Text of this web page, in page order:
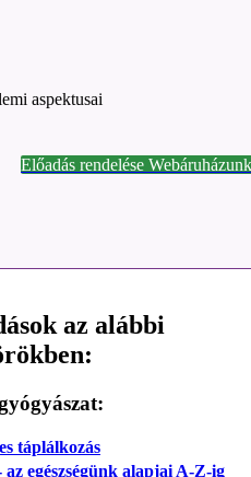
aspektusai
Előadás rendelése
az alábbi
táplálkozás
egészségünk alapjai A-Z-ig